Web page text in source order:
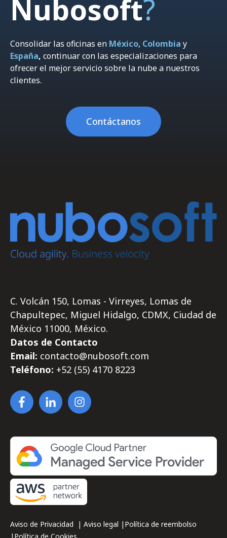
Nubosoft?
Consolidar las oficinas en México, Colombia y
España, continuar con las especializaciones para
ofrecer el mejor servicio sobre la nube a nuestros
clientes.
Contáctanos
C. Volcán 150, Lomas - Virreyes, Lomas de
Chapultepec, Miguel Hidalgo, CDMX, Ciudad de
México 11000, México.
Datos de Contacto
Email: contacto@nubosoft.com
Teléfono: +52 (55) 4170 8223
Aviso de Privacidad | Aviso legal | Política de reembolso